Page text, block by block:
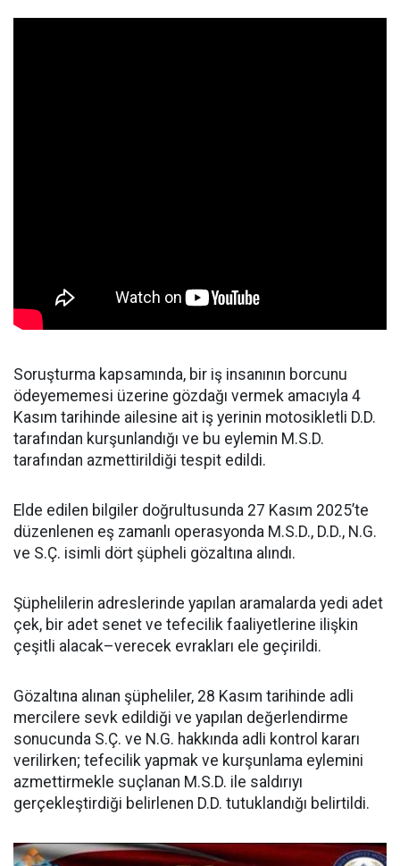
Soruşturma kapsamında, bir iş insanının borcunu
ödeyememesi üzerine gözdağı vermek amacıyla 4
Kasım tarihinde ailesine ait iş yerinin motosikletli D.D.
tarafından kurşunlandığı ve bu eylemin M.S.D.
tarafından azmettirildiği tespit edildi.
Elde edilen bilgiler doğrultusunda 27 Kasım 2025’te
düzenlenen eş zamanlı operasyonda M.S.D., D.D., N.G.
ve S.Ç. isimli dört şüpheli gözaltına alındı.
Şüphelilerin adreslerinde yapılan aramalarda yedi adet
çek, bir adet senet ve tefecilik faaliyetlerine ilişkin
çeşitli alacak–verecek evrakları ele geçirildi.
Gözaltına alınan şüpheliler, 28 Kasım tarihinde adli
mercilere sevk edildiği ve yapılan değerlendirme
sonucunda S.Ç. ve N.G. hakkında adli kontrol kararı
verilirken; tefecilik yapmak ve kurşunlama eylemini
azmettirmekle suçlanan M.S.D. ile saldırıyı
gerçekleştirdiği belirlenen D.D. tutuklandığı belirtildi.